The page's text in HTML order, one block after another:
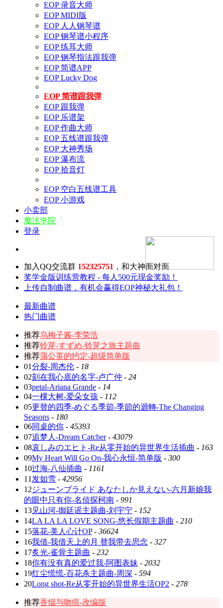
EOP 录音大师
EOP MIDI版
EOP 人人钢琴谱
EOP 钢琴谱小程序
EOP 练耳大师
EOP 钢琴指法跟我弹
EOP 简谱APP
EOP Lucky Dog
EOP 简谱跟我弹
EOP 跟我弹
EOP 乐谱架
EOP 作曲大师
EOP 五线谱跟我弹
EOP 大神秀场
EOP 瀑布流
EOP 拾音灯
EOP 空白五线谱工具
EOP 小游戏
小卖部
魔法学院
登录
加入QQ交流群 152325751 ，和大神面对面
奖学金版训练营教程 - 每人500元现金奖励！
上传自制曲谱，有机会赢得EOP神秘大礼包！
最新曲谱
热门曲谱
推荐乌梅子酱-李荣浩
推荐铃芽-すずめ-铃芽之旅主题曲
推荐蒲公英的约定-超级简单版
01分裂-周杰伦 - 18
02刻在我心底的名字-卢广仲 - 24
03petal-Ariana Grande - 14
04一棵大树-爱朵女孩 - 112
05更替的四季-めぐる季節-季節的迴轉-The Changing
Seasons - 180
06同桌的你 - 45393
07追梦人-Dream Catcher- 43079
08哀しみのエヒト-Re从零开始的异世界生活插曲 - 163
09My Heart Will Go On-我心永恒-简单版 - 300
10过海-八仙插曲 - 1161
11 发如雪 - 42956
12ジューンブライド あなたしか見えない-六月新娘我
的眼中只有你-名侦探柯南 - 991
13见山河-御廷谣主题曲-刘宇宁 - 152
14LA LA LA LOVE SONG-悠长假期主题曲 - 210
15落花-美人心计OP- 36624
16我借-我借天上的月 替我带去思念 - 327
17炙光-雀骨主题曲 - 232
18你有没有真的爱过我-阿图表妹 - 2032
19红尘慌慌-百花杀主题曲-周深 - 594
20Long shot-Re从零开始的异世界生活OP2 - 278
推荐香烟与吻痕-改编版